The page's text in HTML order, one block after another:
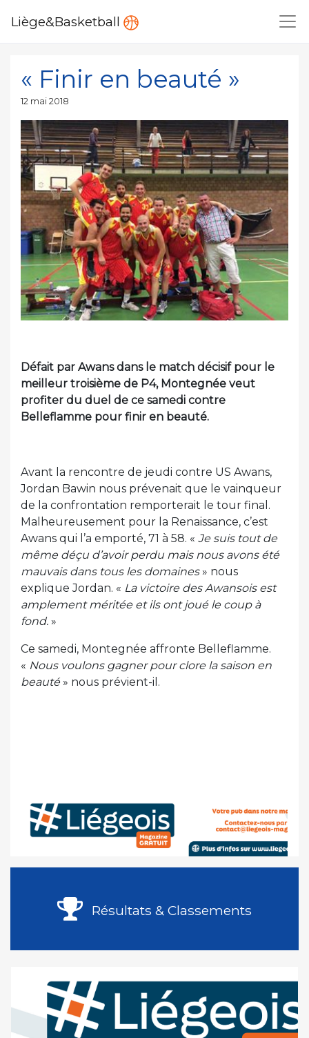
Liège&Basketball
« Finir en beauté »
Publié
12 mai 2018
Défait par Awans dans le match décisif pour le
meilleur troisième de P4, Montegnée veut
profiter du duel de ce samedi contre
Belleflamme pour finir en beauté.
Avant la rencontre de jeudi contre US Awans,
Jordan Bawin nous prévenait que le vainqueur
de la confrontation remporterait le tour final.
Malheureusement pour la Renaissance, c’est
Awans qui l’a emporté, 71 à 58. « Je suis tout de
même déçu d’avoir perdu mais nous avons été
mauvais dans tous les domaines» nous
explique Jordan. « La victoire des Awansois est
amplement méritée et ils ont joué le coup à
fond. »
Ce samedi, Montegnée affronte Belleflamme.
« Nous voulons gagner pour clore la saison en
beauté» nous prévient-il.
Résultats & Classements